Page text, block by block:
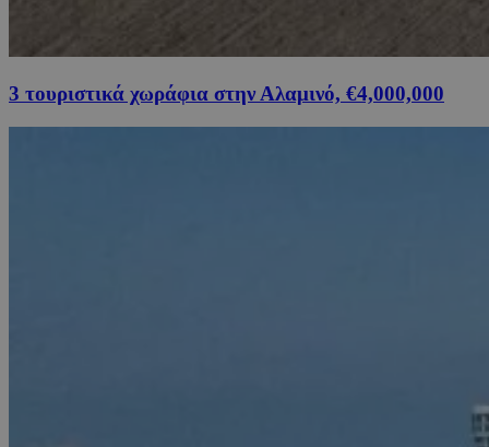
3 τουριστικά χωράφια στην Αλαμινό, €4,000,000